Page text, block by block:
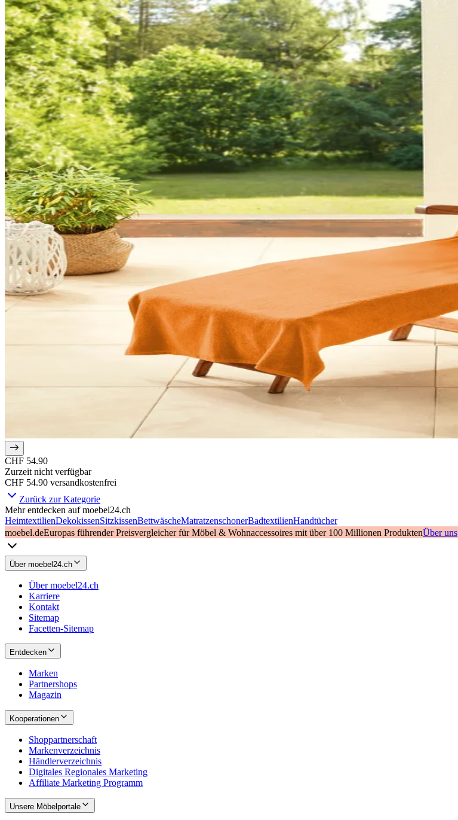
CHF 54.90
Zurzeit nicht verfügbar
CHF 54.90 versandkostenfrei
Zurück zur Kategorie
Mehr entdecken auf moebel24.ch
HeimtextilienDekokissenSitzkissenBettwäscheMatratzenschonerBadtextilienHandtücher
moebel.deEuropas führender Preisvergleicher für Möbel & Wohnaccessoires mit über 100 Millionen ProduktenÜber uns
Über moebel24.ch
Über moebel24.ch
Karriere
Kontakt
Sitemap
Facetten-Sitemap
Entdecken
Marken
Partnershops
Magazin
Kooperationen
Shoppartnerschaft
Markenverzeichnis
Händlerverzeichnis
Digitales Regionales Marketing
Affiliate Marketing Programm
Unsere Möbelportale